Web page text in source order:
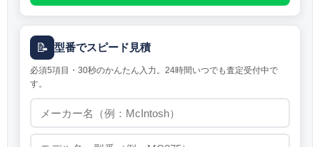
📝 型番でスピード見積
必須5項目・30秒のかんたん入力。24時間いつでも査定受付中で
す。